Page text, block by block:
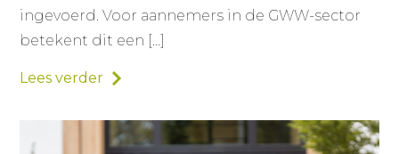
ingevoerd. Voor aannemers in de GWW-sector
betekent dit een […]
Lees verder